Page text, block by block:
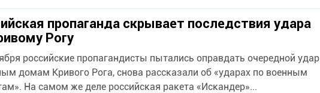
пропаганда скрывает последствия удара
Рогу
российские пропагандисты пытались оправдать очередной удар
домам Кривого Рога, снова рассказали об «ударах по военным
На самом же деле российская ракета «Искандер»...